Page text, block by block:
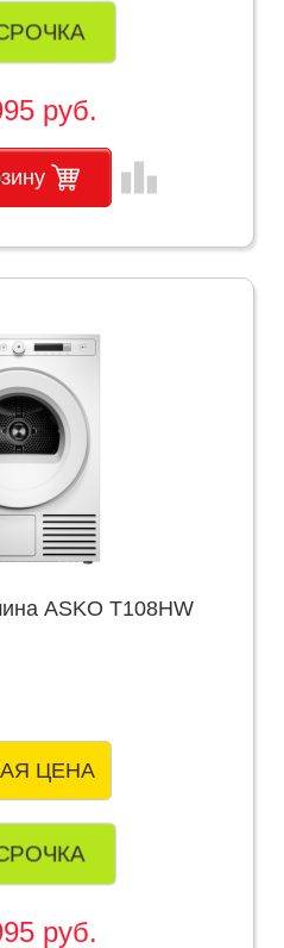
руб.
leaderboard
ASKO T108HW
ЦЕНА
руб.